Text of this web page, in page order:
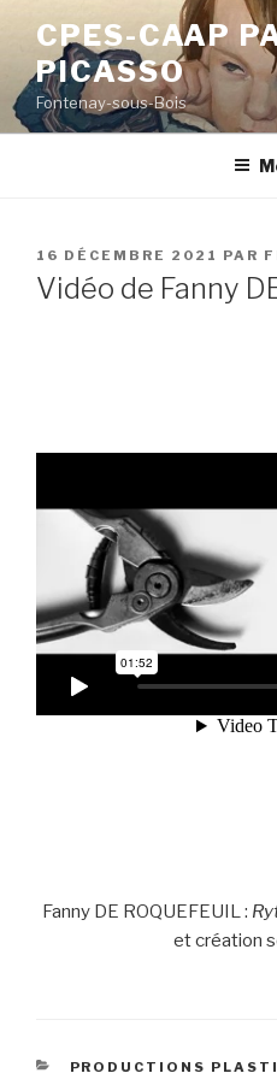
contenu
principal
CPES-CAAP
PICASSO
Fontenay-sous-Bois
PUBLIÉ
LE
16 DÉCEMBRE 2021 PAR
Vidéo de Fanny
Fanny DE ROQUEFEUIL :
et création
CATÉGORIES
PRODUCTIONS